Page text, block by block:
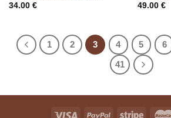
34.00 €
49.00 €
1 2 3 4 5 6
41